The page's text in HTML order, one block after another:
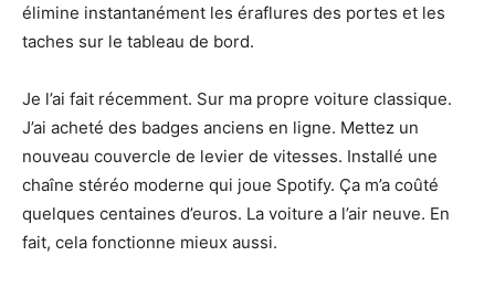
élimine instantanément les éraflures des portes et les
taches sur le tableau de bord.
Je l’ai fait récemment. Sur ma propre voiture classique.
J’ai acheté des badges anciens en ligne. Mettez un
nouveau couvercle de levier de vitesses. Installé une
chaîne stéréo moderne qui joue Spotify. Ça m’a coûté
quelques centaines d’euros. La voiture a l’air neuve. En
fait, cela fonctionne mieux aussi.